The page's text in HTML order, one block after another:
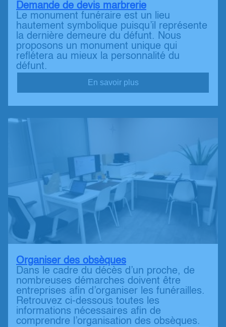
Demande de devis marbrerie
Le monument funéraire est un lieu
hautement symbolique puisqu’il représente
la dernière demeure du défunt. Nous
proposons un monument unique qui
reflétera au mieux la personnalité du
défunt.
En savoir plus
Organiser des obsèques
Dans le cadre du décès d’un proche, de
nombreuses démarches doivent être
entreprises afin d’organiser les funérailles.
Retrouvez ci-dessous toutes les
informations nécessaires afin de
comprendre l’organisation des obsèques.